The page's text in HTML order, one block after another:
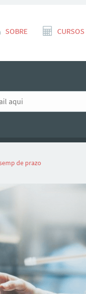
SOBRE CURSOS
de prazo